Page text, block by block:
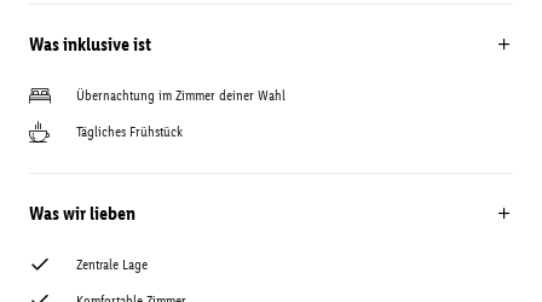
Was inklusive ist
Übernachtung im Zimmer deiner Wahl
Tägliches Frühstück
Was wir lieben
Zentrale Lage